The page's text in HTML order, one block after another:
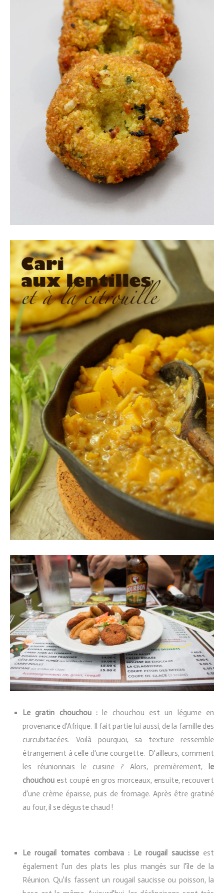
Le gratin chouchou : le chouchou est un légume en
provenance d'Afrique. Il fait partie lui aussi, de la famille des
curcubitacées. Voilà pourquoi, sa texture ressemble
étrangement à celle d'une courgette. D'ailleurs, comment
les réunionnais le cuisine ? Alors, premièrement,
le
chouchou est coupé en gros morceaux, ensuite, recouvert
d'une crème épaisse, puis de fromage. Après être gratiné
au four, il se déguste chaud !
Le rougail tomates combava : Le rougail saucisse est
également l'un des plats les plus mangés sur l'île de la
Réunion. Qu'ils fassent un rougail saucisse ou poisson, la